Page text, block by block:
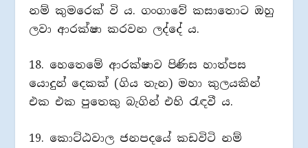
නම් කුමරෙක් වි ය. ගංගාවේ කසාතොට ඔහු
ලවා ආරක්ෂා කරවන ලද්දේ ය.
18. හෙතෙමේ ආරක්ෂාව පිණිස හාත්පස
යොදුන් දෙකක් (ගිය තැන) මහා කුලයකින්
එක එක පුතෙකු බැගින් එහි රැඳවී ය.
19. කොට්ඨවාල ජනපදයේ කඩවිටි නම්